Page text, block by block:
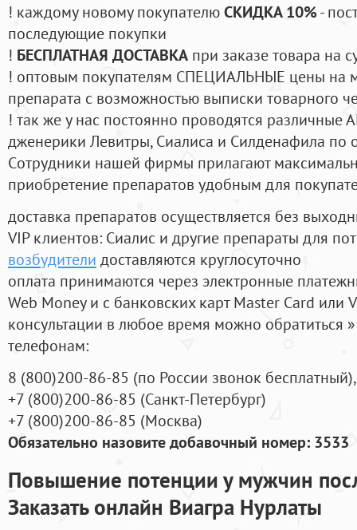
! каждому новому покупателюСКИДКА 10%-
последующие покупки
! БЕСПЛАТНАЯ ДОСТАВКА при заказе товара на
! оптовым покупателям СПЕЦИАЛЬНЫЕ цены на
препарата с возможностью выписки товарного
! так же у нас постоянно проводятся
дженерики Левитры, Сиалиса и Силденафила по
Cотрудники нашей фирмы прилагают
приобретение препаратов удобным для
доставка препаратов осуществляется без
VIP клиентов: Сиалис и другие препараты для
возбудители доставляются круглосуточно
оплата принимаются через электронные
Web Money и с банковских карт Master Card или
консультации в любое время можно обратиться
телефонам:
8 (800)200-86-85 (по России звонок бесплатный),
+7 (800)200-86-85 (Санкт-Петербург)
+7 (800)200-86-85 (Москва)
Обязательно назовите добавочный номер: 3533
Повышение потенции у мужчин
Заказать онлайн Виагра Нурлаты